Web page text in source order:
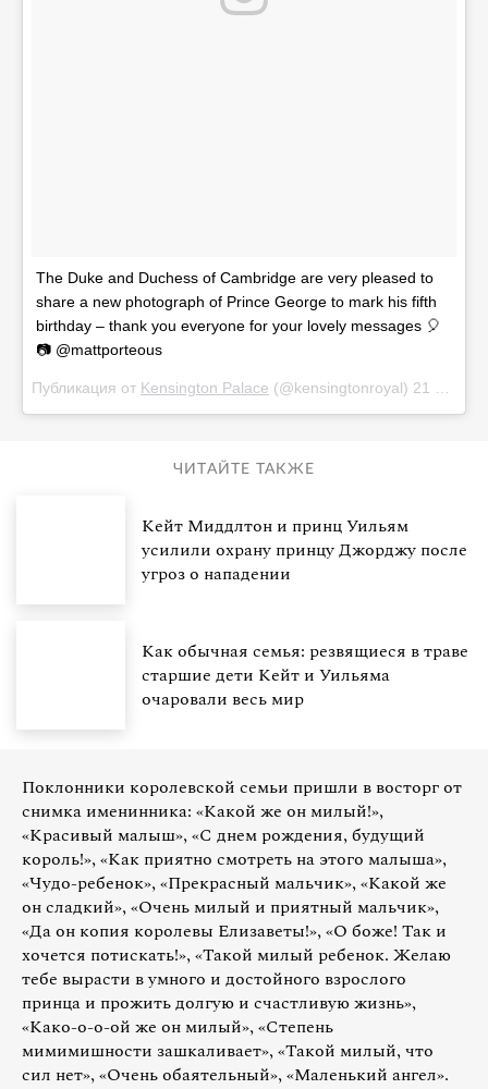
The Duke and Duchess of Cambridge are very pleased to
share a new photograph of Prince George to mark his fifth
birthday – thank you everyone for your lovely messages 🎈
📷 @mattporteous
Публикация от Kensington Palace (@kensingtonroyal) 21 Июл 2018 в 2:30 PDT
ЧИТАЙТЕ ТАКЖЕ
Кейт Миддлтон и принц Уильям
усилили охрану принцу Джорджу после
угроз о нападении
Как обычная семья: резвящиеся в траве
старшие дети Кейт и Уильяма
очаровали весь мир
Поклонники королевской семьи пришли в восторг от
снимка именинника: «Какой же он милый!»,
«Красивый малыш», «С днем рождения, будущий
король!», «Как приятно смотреть на этого малыша»,
«Чудо-ребенок», «Прекрасный мальчик», «Какой же
он сладкий», «Очень милый и приятный мальчик»,
«Да он копия королевы Елизаветы!», «О боже! Так и
хочется потискать!», «Такой милый ребенок. Желаю
тебе вырасти в умного и достойного взрослого
принца и прожить долгую и счастливую жизнь»,
«Како-о-о-ой же он милый», «Степень
мимимишности зашкаливает», «Такой милый, что
сил нет», «Очень обаятельный», «Маленький ангел».